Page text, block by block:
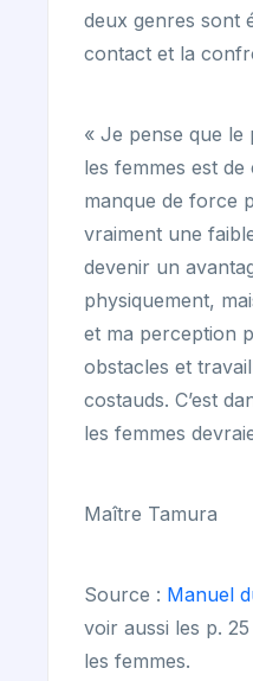
deux genres sont
contact et la
« Je pense que
les femmes est
manque de force
vraiment une
devenir un
physiquement,
et ma perception
obstacles et
costauds. C’est
les femmes
Maître Tamura
Source : Manuel
voir aussi les p.
les femmes.